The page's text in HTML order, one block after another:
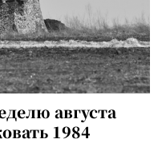
августа
1984